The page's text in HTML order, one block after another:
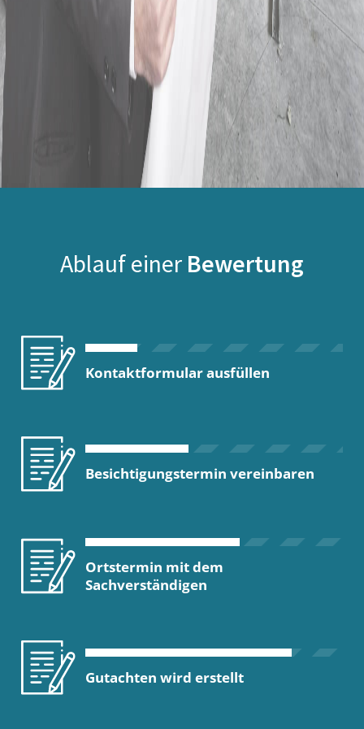
Ablauf einer Bewertung
Kontaktformular ausfüllen
Besichtigungstermin vereinbaren
Ortstermin mit dem
Sachverständigen
Gutachten wird erstellt